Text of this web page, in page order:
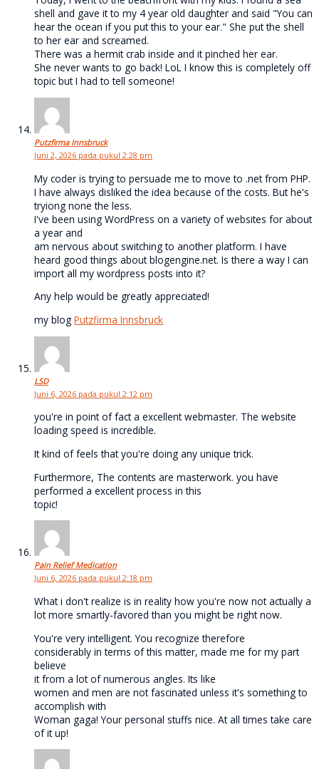
shell and gave it to my 4 year old daughter and said "You can
hear the ocean if you put this to your ear." She put the shell
to her ear and screamed.
There was a hermit crab inside and it pinched her ear.
She never wants to go back! LoL I know this is completely off
topic but I had to tell someone!
Putzfirma Innsbruck
Juni 2, 2026 pada pukul 2:28 pm
My coder is trying to persuade me to move to .net from PHP.
I have always disliked the idea because of the costs. But he's
tryiong none the less.
I've been using WordPress on a variety of websites for about
a year and
am nervous about switching to another platform. I have
heard good things about blogengine.net. Is there a way I can
import all my wordpress posts into it?
Any help would be greatly appreciated!
my blog Putzfirma Innsbruck
LSD
Juni 6, 2026 pada pukul 2:12 pm
you're in point of fact a excellent webmaster. The website
loading speed is incredible.
It kind of feels that you're doing any unique trick.
Furthermore, The contents are masterwork. you have
performed a excellent process in this
topic!
Pain Relief Medication
Juni 6, 2026 pada pukul 2:18 pm
What i don't realize is in reality how you're now not actually a
lot more smartly-favored than you might be right now.
You're very intelligent. You recognize therefore
considerably in terms of this matter, made me for my part
believe
it from a lot of numerous angles. Its like
women and men are not fascinated unless it's something to
accomplish with
Woman gaga! Your personal stuffs nice. At all times take care
of it up!